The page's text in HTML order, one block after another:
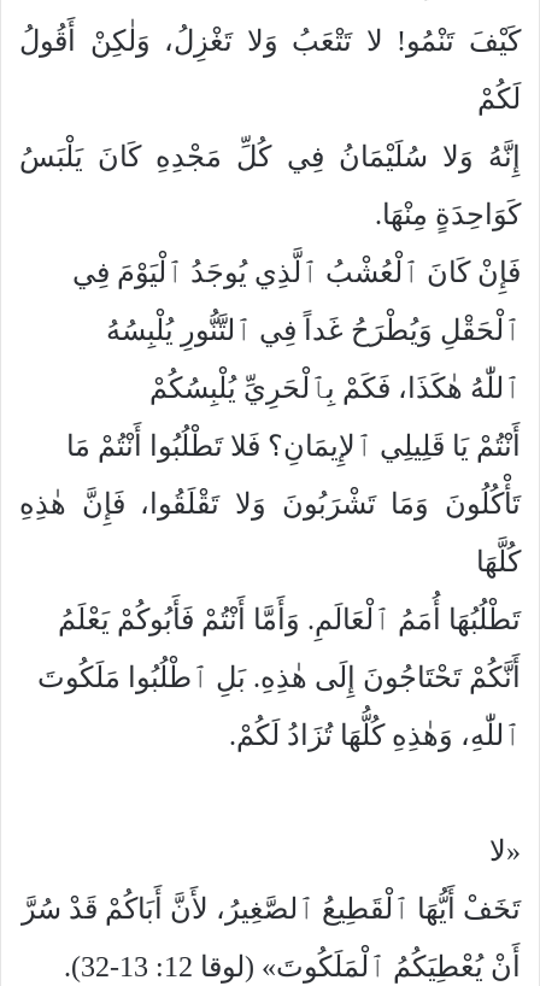
كَيْفَ تَنْمُو! لا تَتْعَبُ وَلا تَغْزِلُ، وَلٰكِنْ أَقُولُ
لَكُمْ
إِنَّهُ وَلا سُلَيْمَانُ فِي كُلِّ مَجْدِهِ كَانَ يَلْبَسُ
كَوَاحِدَةٍ مِنْهَا.
فَإِنْ كَانَ ٱلْعُشْبُ ٱلَّذِي يُوجَدُ ٱلْيَوْمَ فِي
ٱلْحَقْلِ وَيُطْرَحُ غَداً فِي ٱلتَّنُّورِ يُلْبِسُهُ
ٱللّٰهُ هٰكَذَا، فَكَمْ بِٱلْحَرِيِّ يُلْبِسُكُمْ
أَنْتُمْ يَا قَلِيلِي ٱلإِيمَانِ؟ فَلا تَطْلُبُوا أَنْتُمْ مَا
تَأْكُلُونَ وَمَا تَشْرَبُونَ وَلا تَقْلَقُوا، فَإِنَّ هٰذِهِ
كُلَّهَا
تَطْلُبُهَا أُمَمُ ٱلْعَالَمِ. وَأَمَّا أَنْتُمْ فَأَبُوكُمْ يَعْلَمُ
أَنَّكُمْ تَحْتَاجُونَ إِلَى هٰذِهِ. بَلِ ٱطْلُبُوا مَلَكُوتَ
ٱللّٰهِ، وَهٰذِهِ كُلُّهَا تُزَادُ لَكُمْ.
«لا
تَخَفْ أَيُّهَا ٱلْقَطِيعُ ٱلصَّغِيرُ، لأَنَّ أَبَاكُمْ قَدْ سُرَّ
أَنْ يُعْطِيَكُمُ ٱلْمَلَكُوتَ» (لوقا 12: 13-32).